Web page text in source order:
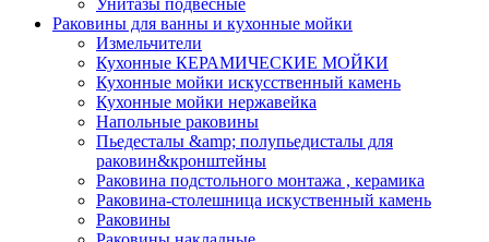
Унитазы подвесные
Раковины для ванны и кухонные мойки
Измельчители
Кухонные КЕРАМИЧЕСКИЕ МОЙКИ
Кухонные мойки искусственный камень
Кухонные мойки нержавейка
Напольные раковины
Пьедесталы &amp; полупьедисталы для
раковин&кронштейны
Раковина подстольного монтажа , керамика
Раковина-столешница искуственный камень
Раковины